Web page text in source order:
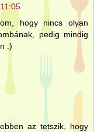
hogy nincs olyan
pedig mindig
:)
az tetszik, hogy